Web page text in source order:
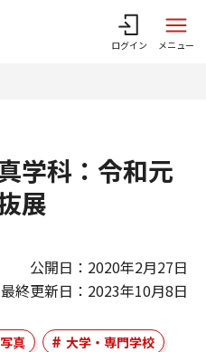
ログイン メニュー
学科：令和元
展
公開日：2020年2月27日
最終更新日：2023年10月8日
写真 大学・専門学校